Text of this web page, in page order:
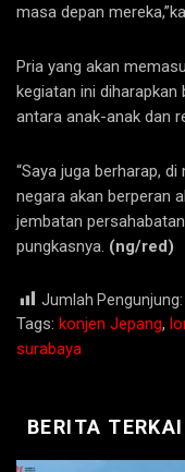
masa depan
Pria yang akan
kegiatan ini diharapkan
antara anak-anak dan
“Saya juga berharap,
negara akan berperan
jembatan
pungkasnya. (ng/red)
Jumlah Pengunjung:
Tags: konjen Jepang,
surabaya
BERITA